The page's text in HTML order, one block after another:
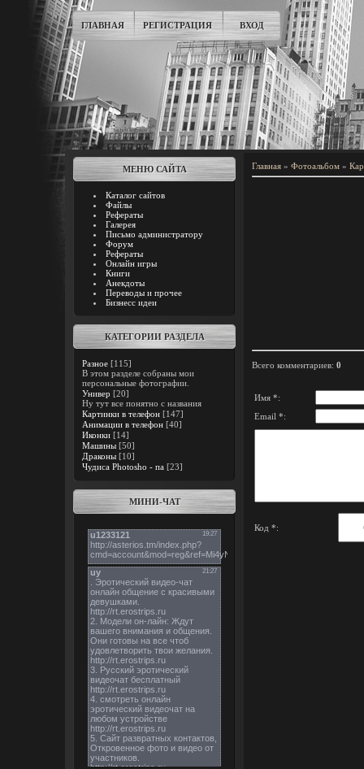
ГЛАВНАЯ РЕГИСТРАЦИЯ ВХОД
МЕНЮ САЙТА
Каталог сайтов
Файлы
Рефераты
Галерея
Письмо администратору
Форум
Рефераты
Онлайн игры
Книги
Анекдоты
Переводы и прочее
Бизнесс идеи
КАТЕГОРИИ РАЗДЕЛА
Разное [115]
В этом разделе собраны мои
персональные фотографии.
Универ [20]
Ну тут все понятно с названия
Картинки в телефон [147]
Анимации в телефон [40]
Иконки [14]
Машины [50]
Драконы [10]
Чудиса Photosho - па [23]
МИНИ-ЧАТ
Главная » Фотоальбом »
Всего комментариев: 0
Имя *:
Email *:
Код *: